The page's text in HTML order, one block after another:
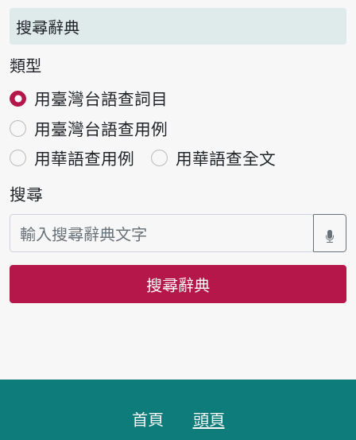
搜尋辭典
類型
用臺灣台語查詞目
用臺灣台語查用例
用華語查用例
用華語查全文
搜尋
搜尋辭典
首頁 頭頁